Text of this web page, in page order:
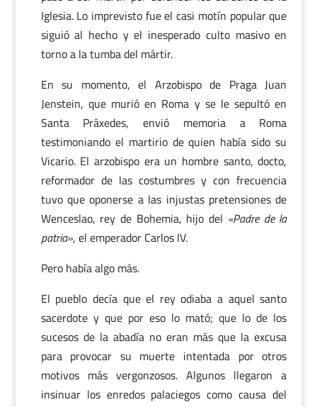
Iglesia. Lo imprevisto fue el casi motín popular que
siguió al hecho y el inesperado culto masivo en
torno a la tumba del mártir.
En su momento, el Arzobispo de Praga Juan
Jenstein, que murió en Roma y se le sepultó en
Santa Práxedes, envió memoria a Roma
testimoniando el martirio de quien había sido su
Vicario. El arzobispo era un hombre santo, docto,
reformador de las costumbres y con frecuencia
tuvo que oponerse a las injustas pretensiones de
Wenceslao, rey de Bohemia, hijo del «Padre de la
patria», el emperador Carlos IV.
Pero había algo más.
El pueblo decía que el rey odiaba a aquel santo
sacerdote y que por eso lo mató; que lo de los
sucesos de la abadía no eran más que la excusa
para provocar su muerte intentada por otros
motivos más vergonzosos. Algunos llegaron a
insinuar los enredos palaciegos como causa del